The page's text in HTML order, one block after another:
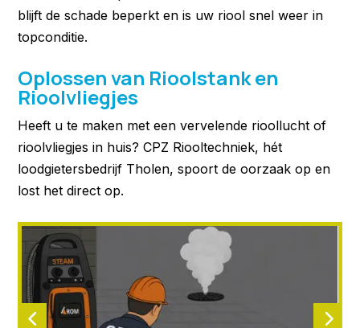
blijft de schade beperkt en is uw riool snel weer in
topconditie.
Oplossen van Rioolstank en
Rioolvliegjes
Heeft u te maken met een vervelende rioollucht of
rioolvliegjes in huis? CPZ Riooltechniek, hét
loodgietersbedrijf Tholen, spoort de oorzaak op en
lost het direct op.